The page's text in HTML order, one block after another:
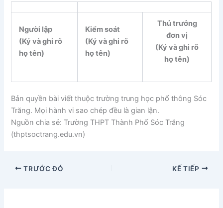
Người lập
(Ký và ghi rõ
họ tên)
Kiểm soát
(Ký và ghi rõ
họ tên)
Thủ trưởng
đơn vị
(Ký và ghi rõ
họ tên)
Bản quyền bài viết thuộc trường trung học phổ thông Sóc
Trăng. Mọi hành vi sao chép đều là gian lận.
Nguồn chia sẻ: Trường THPT Thành Phố Sóc Trăng
(thptsoctrang.edu.vn)
TRƯỚC ĐÓ KẾ TIẾP